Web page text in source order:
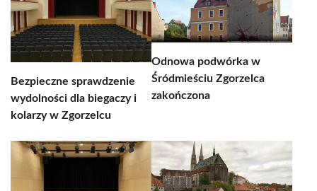
Bezpieczne sprawdzenie
wydolności dla biegaczy i
kolarzy w Zgorzelcu
Odnowa podwórka w
Śródmieściu Zgorzelca
zakończona